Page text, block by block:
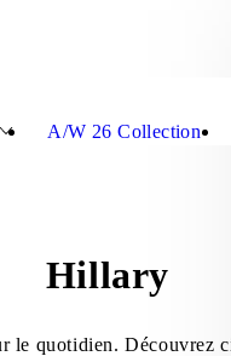
A/W 26 Collection
Hillary
quotidien. Découvrez